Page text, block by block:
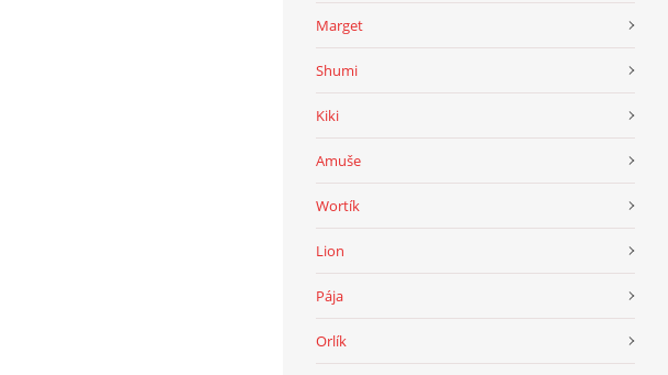
Marget
Shumi
Kiki
Amuše
Wortík
Lion
Pája
Orlík